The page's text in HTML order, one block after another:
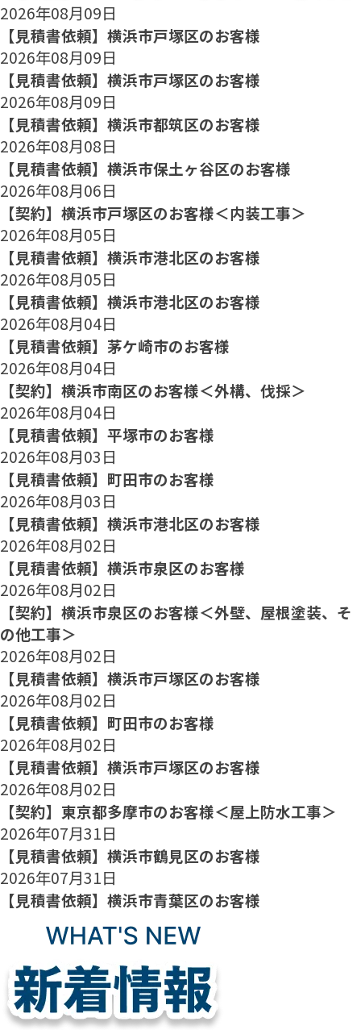
2026年08月09日
【見積書依頼】横浜市戸塚区のお客様
2026年08月09日
【見積書依頼】横浜市戸塚区のお客様
2026年08月09日
【見積書依頼】横浜市都筑区のお客様
2026年08月08日
【見積書依頼】横浜市保土ヶ谷区のお客様
2026年08月06日
【契約】横浜市戸塚区のお客様＜内装工事＞
2026年08月05日
【見積書依頼】横浜市港北区のお客様
2026年08月05日
【見積書依頼】横浜市港北区のお客様
2026年08月04日
【見積書依頼】茅ケ崎市のお客様
2026年08月04日
【契約】横浜市南区のお客様＜外構、伐採＞
2026年08月04日
【見積書依頼】平塚市のお客様
2026年08月03日
【見積書依頼】町田市のお客様
2026年08月03日
【見積書依頼】横浜市港北区のお客様
2026年08月02日
【見積書依頼】横浜市泉区のお客様
2026年08月02日
【契約】横浜市泉区のお客様＜外壁、屋根塗装、そ
の他工事＞
2026年08月02日
【見積書依頼】横浜市戸塚区のお客様
2026年08月02日
【見積書依頼】町田市のお客様
2026年08月02日
【見積書依頼】横浜市戸塚区のお客様
2026年08月02日
【契約】東京都多摩市のお客様＜屋上防水工事＞
2026年07月31日
【見積書依頼】横浜市鶴見区のお客様
2026年07月31日
【見積書依頼】横浜市青葉区のお客様